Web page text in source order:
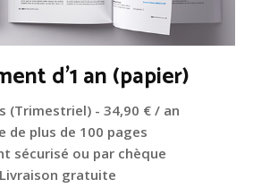
d'1 an (papier)
(Trimestriel) - 34,90 € / an
de plus de 100 pages
sécurisé ou par chèque
Livraison gratuite